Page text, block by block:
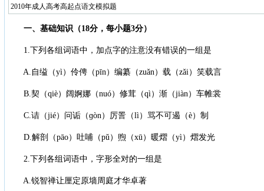
2010年成人高考高起点语文模拟题
一、基础知识（18分，每小题3分）
1.下列各组词语中，加点字的注意没有错误的一组是
A.自缢（yì）伶俜（pīn）编纂（zuǎn）载（zǎi）笑载言
B.契（qiè）阔婀娜（nuó）修茸（qì）渐（jiàn）车帷裳
C.诘（jié）问诟（ɡòn）厉詈（lì）骂不可遏（è）制
D.解剖（pāo）吐哺（pǔ）煦（xū）暖熠（yì）熠发光
2.下列各组词语中，字形全对的一组是
A.锐智禅让厘定原墙周庭才华卓著